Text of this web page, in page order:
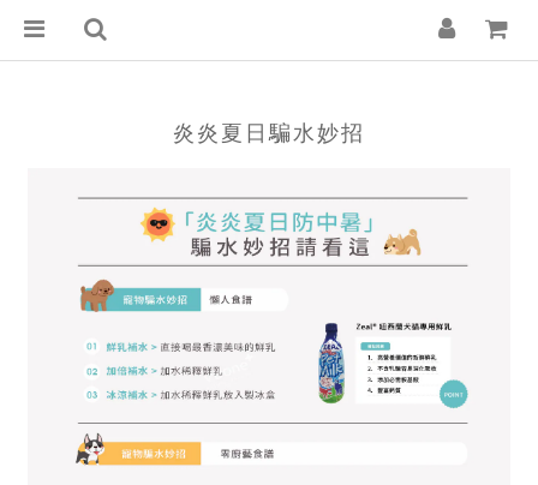
炎炎夏日騙水妙招